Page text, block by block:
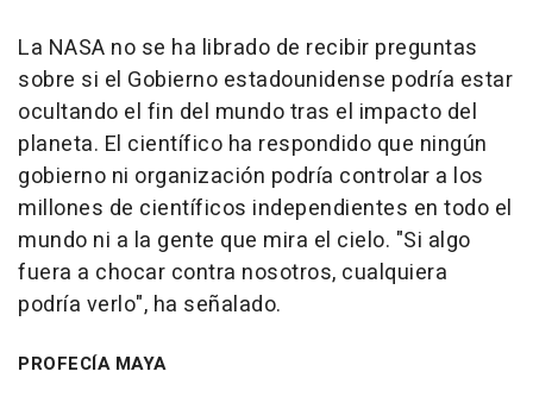
La NASA no se ha librado de recibir preguntas
sobre si el Gobierno estadounidense podría estar
ocultando el fin del mundo tras el impacto del
planeta. El científico ha respondido que ningún
gobierno ni organización podría controlar a los
millones de científicos independientes en todo el
mundo ni a la gente que mira el cielo. "Si algo
fuera a chocar contra nosotros, cualquiera
podría verlo", ha señalado.
PROFECÍA MAYA